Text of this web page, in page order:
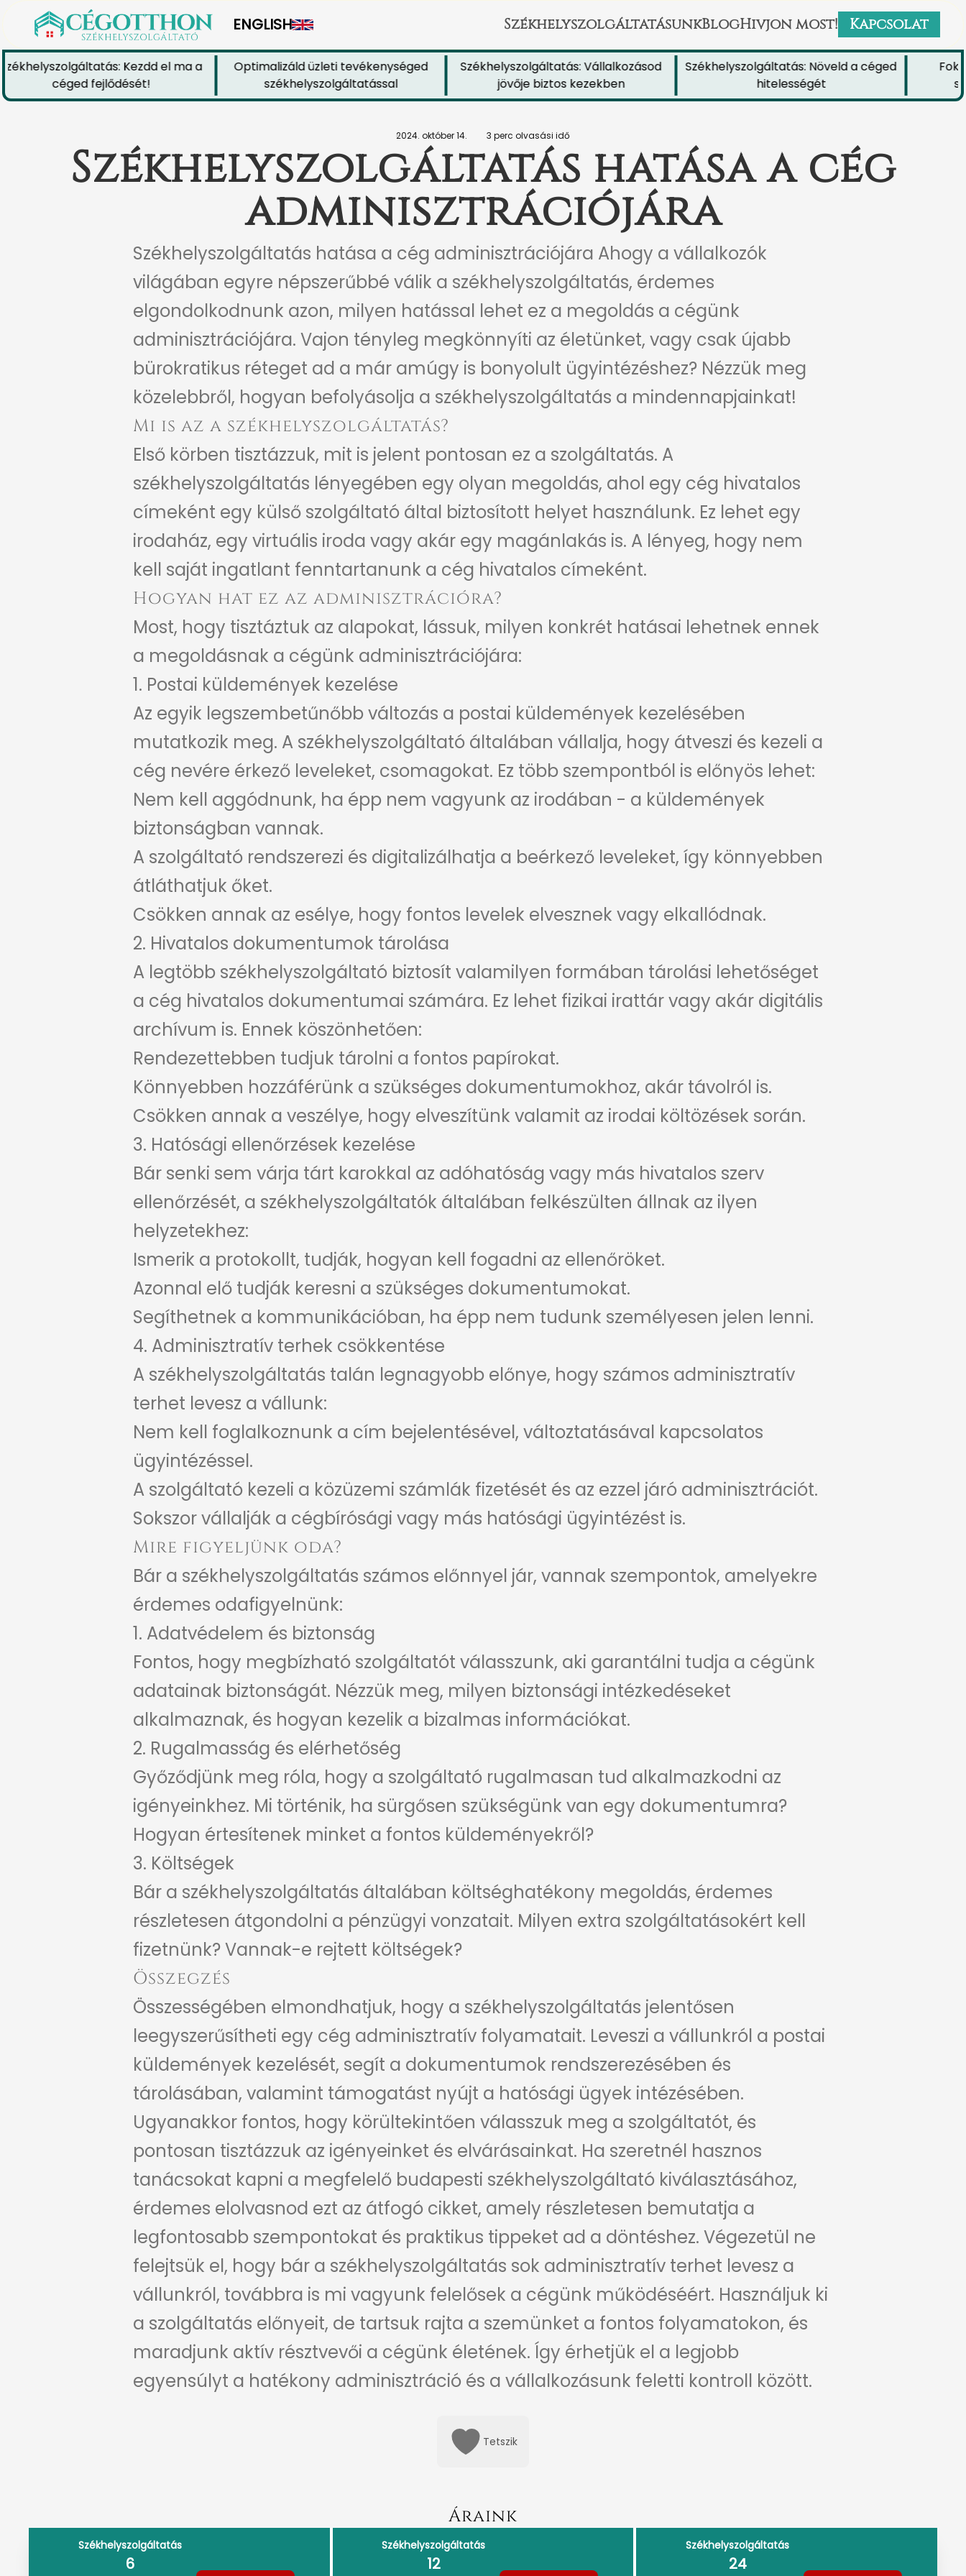
ENGLISH SzékhelyszolgáltatásunkBlogHivjon most! Kapcsolat
Kezdd el ma a
céged fejlődését!
Optimalizáld üzleti tevékenységed
székhelyszolgáltatással
Székhelyszolgáltatás: Vállalkozásod
jövője biztos kezekben
Székhelyszolgáltatás: Növeld a céged
hitelességét
2024. október 14. 3 perc olvasási idő
Székhelyszolgáltatás hatása a cég
adminisztrációjára
Székhelyszolgáltatás hatása a cég adminisztrációjára Ahogy a vállalkozók
világában egyre népszerűbbé válik a székhelyszolgáltatás, érdemes
elgondolkodnunk azon, milyen hatással lehet ez a megoldás a cégünk
adminisztrációjára. Vajon tényleg megkönnyíti az életünket, vagy csak újabb
bürokratikus réteget ad a már amúgy is bonyolult ügyintézéshez? Nézzük meg
közelebbről, hogyan befolyásolja a székhelyszolgáltatás a mindennapjainkat!
Mi is az a székhelyszolgáltatás?
Első körben tisztázzuk, mit is jelent pontosan ez a szolgáltatás. A
székhelyszolgáltatás lényegében egy olyan megoldás, ahol egy cég hivatalos
címeként egy külső szolgáltató által biztosított helyet használunk. Ez lehet egy
irodaház, egy virtuális iroda vagy akár egy magánlakás is. A lényeg, hogy nem
kell saját ingatlant fenntartanunk a cég hivatalos címeként.
Hogyan hat ez az adminisztrációra?
Most, hogy tisztáztuk az alapokat, lássuk, milyen konkrét hatásai lehetnek ennek
a megoldásnak a cégünk adminisztrációjára:
1. Postai küldemények kezelése
Az egyik legszembetűnőbb változás a postai küldemények kezelésében
mutatkozik meg. A székhelyszolgáltató általában vállalja, hogy átveszi és kezeli a
cég nevére érkező leveleket, csomagokat. Ez több szempontból is előnyös lehet:
Nem kell aggódnunk, ha épp nem vagyunk az irodában - a küldemények
biztonságban vannak.
A szolgáltató rendszerezi és digitalizálhatja a beérkező leveleket, így könnyebben
átláthatjuk őket.
Csökken annak az esélye, hogy fontos levelek elvesznek vagy elkallódnak.
2. Hivatalos dokumentumok tárolása
A legtöbb székhelyszolgáltató biztosít valamilyen formában tárolási lehetőséget
a cég hivatalos dokumentumai számára. Ez lehet fizikai irattár vagy akár digitális
archívum is. Ennek köszönhetően:
Rendezettebben tudjuk tárolni a fontos papírokat.
Könnyebben hozzáférünk a szükséges dokumentumokhoz, akár távolról is.
Csökken annak a veszélye, hogy elveszítünk valamit az irodai költözések során.
3. Hatósági ellenőrzések kezelése
Bár senki sem várja tárt karokkal az adóhatóság vagy más hivatalos szerv
ellenőrzését, a székhelyszolgáltatók általában felkészülten állnak az ilyen
helyzetekhez:
Ismerik a protokollt, tudják, hogyan kell fogadni az ellenőröket.
Azonnal elő tudják keresni a szükséges dokumentumokat.
Segíthetnek a kommunikációban, ha épp nem tudunk személyesen jelen lenni.
4. Adminisztratív terhek csökkentése
A székhelyszolgáltatás talán legnagyobb előnye, hogy számos adminisztratív
terhet levesz a vállunk:
Nem kell foglalkoznunk a cím bejelentésével, változtatásával kapcsolatos
ügyintézéssel.
A szolgáltató kezeli a közüzemi számlák fizetését és az ezzel járó adminisztrációt.
Sokszor vállalják a cégbírósági vagy más hatósági ügyintézést is.
Mire figyeljünk oda?
Bár a székhelyszolgáltatás számos előnnyel jár, vannak szempontok, amelyekre
érdemes odafigyelnünk:
1. Adatvédelem és biztonság
Fontos, hogy megbízható szolgáltatót válasszunk, aki garantálni tudja a cégünk
adatainak biztonságát. Nézzük meg, milyen biztonsági intézkedéseket
alkalmaznak, és hogyan kezelik a bizalmas információkat.
2. Rugalmasság és elérhetőség
Győződjünk meg róla, hogy a szolgáltató rugalmasan tud alkalmazkodni az
igényeinkhez. Mi történik, ha sürgősen szükségünk van egy dokumentumra?
Hogyan értesítenek minket a fontos küldeményekről?
3. Költségek
Bár a székhelyszolgáltatás általában költséghatékony megoldás, érdemes
részletesen átgondolni a pénzügyi vonzatait. Milyen extra szolgáltatásokért kell
fizetnünk? Vannak-e rejtett költségek?
Összegzés
Összességében elmondhatjuk, hogy a székhelyszolgáltatás jelentősen
leegyszerűsítheti egy cég adminisztratív folyamatait. Leveszi a vállunkról a postai
küldemények kezelését, segít a dokumentumok rendszerezésében és
tárolásában, valamint támogatást nyújt a hatósági ügyek intézésében.
Ugyanakkor fontos, hogy körültekintően válasszuk meg a szolgáltatót, és
pontosan tisztázzuk az igényeinket és elvárásainkat. Ha szeretnél hasznos
tanácsokat kapni a megfelelő budapesti székhelyszolgáltató kiválasztásához,
érdemes elolvasnod ezt az átfogó cikket, amely részletesen bemutatja a
legfontosabb szempontokat és praktikus tippeket ad a döntéshez. Végezetül ne
felejtsük el, hogy bár a székhelyszolgáltatás sok adminisztratív terhet levesz a
vállunkról, továbbra is mi vagyunk felelősek a cégünk működéséért. Használjuk ki
a szolgáltatás előnyeit, de tartsuk rajta a szemünket a fontos folyamatokon, és
maradjunk aktív résztvevői a cégünk életének. Így érhetjük el a legjobb
egyensúlyt a hatékony adminisztráció és a vállalkozásunk feletti kontroll között.
Tetszik
Áraink
Székhelyszolgáltatás
6
Székhelyszolgáltatás
12
Székhelyszolgáltatás
24